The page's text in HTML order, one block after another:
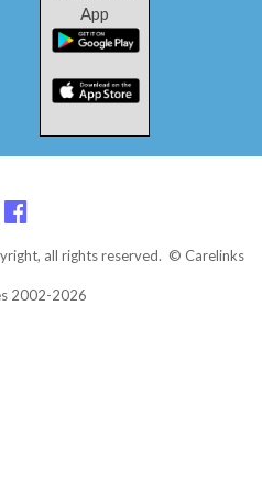
App
all rights reserved. © Carelinks
2002-2026